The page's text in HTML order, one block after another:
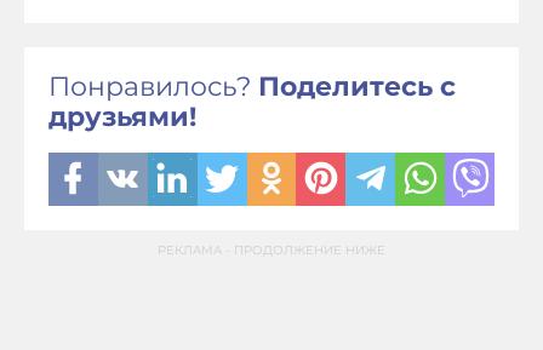
Понравилось? Поделитесь с
друзьями!
РЕКЛАМА - ПРОДОЛЖЕНИЕ НИЖЕ